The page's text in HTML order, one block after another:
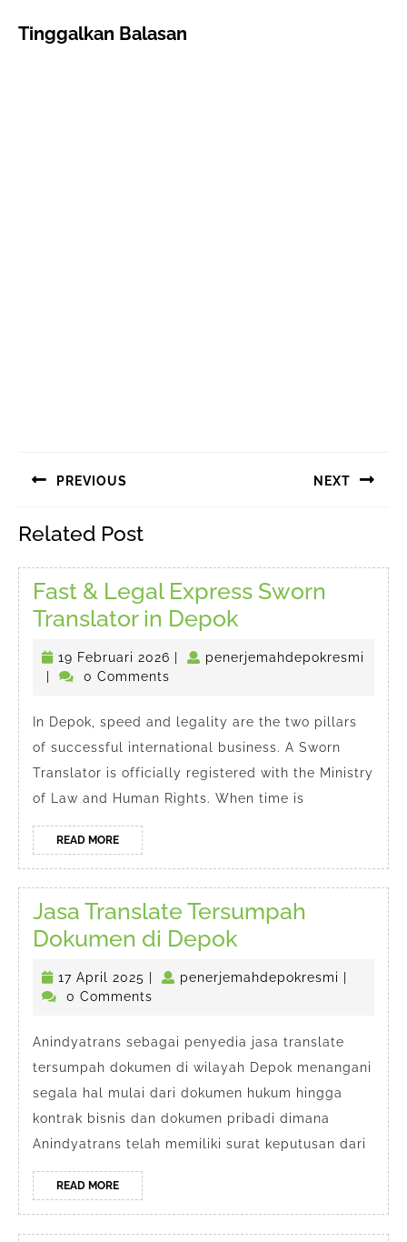
Tinggalkan Balasan
pos
PREVIOUS
post:
NEXT
Related Post
Fast & Legal Express Sworn
Translator in DepokFast
&
Legal
Sworn
Translator
in
Depok
19 Februari 2026 19
penerjemahdepokresmi
penerjemahdepokresmi
0 Comments
In Depok, speed and legality are the two pillars
of successful international business. A Sworn
Translator is officially registered with the Ministry
of Law and Human Rights. When time is
READ MOREREAD
MORE
Jasa Translate Tersumpah
Dokumen di DepokJasa
Translate
Tersumpah
di
Depok
17 April 2025 17
April
penerjemahdepokresmi
0 Comments
Anindyatrans sebagai penyedia jasa translate
tersumpah dokumen di wilayah Depok menangani
segala hal mulai dari dokumen hukum hingga
kontrak bisnis dan dokumen pribadi dimana
Anindyatrans telah memiliki surat keputusan dari
READ MOREREAD
MORE